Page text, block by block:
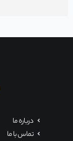
درباره ما
تماس با ما